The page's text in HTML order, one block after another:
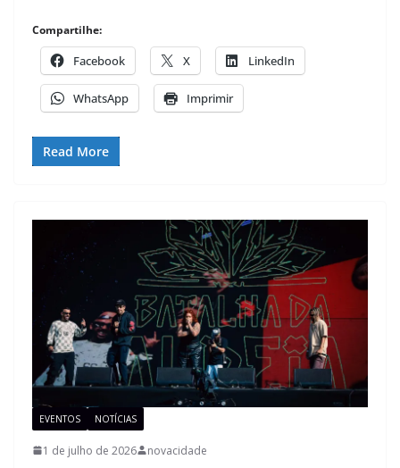
Compartilhe:
Facebook X LinkedIn
WhatsApp Imprimir
Read More
EVENTOS NOTÍCIAS
1 de julho de 2026 novacidade